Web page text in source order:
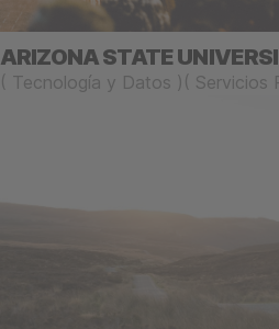
ARIZONA STATE
( Tecnología y Datos ) ( Servicios